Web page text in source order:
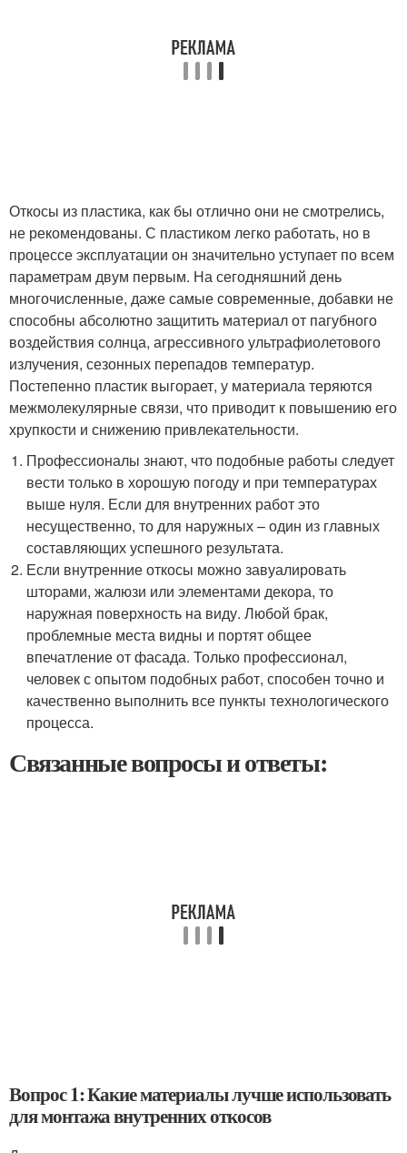
Откосы из пластика, как бы отлично они не смотрелись,
не рекомендованы. С пластиком легко работать, но в
процессе эксплуатации он значительно уступает по всем
параметрам двум первым. На сегодняшний день
многочисленные, даже самые современные, добавки не
способны абсолютно защитить материал от пагубного
воздействия солнца, агрессивного ультрафиолетового
излучения, сезонных перепадов температур.
Постепенно пластик выгорает, у материала теряются
межмолекулярные связи, что приводит к повышению его
хрупкости и снижению привлекательности.
Профессионалы знают, что подобные работы следует
вести только в хорошую погоду и при температурах
выше нуля. Если для внутренних работ это
несущественно, то для наружных – один из главных
составляющих успешного результата.
Если внутренние откосы можно завуалировать
шторами, жалюзи или элементами декора, то
наружная поверхность на виду. Любой брак,
проблемные места видны и портят общее
впечатление от фасада. Только профессионал,
человек с опытом подобных работ, способен точно и
качественно выполнить все пункты технологического
процесса.
Связанные вопросы и ответы:
Вопрос 1: Какие материалы лучше использовать
для монтажа внутренних откосов